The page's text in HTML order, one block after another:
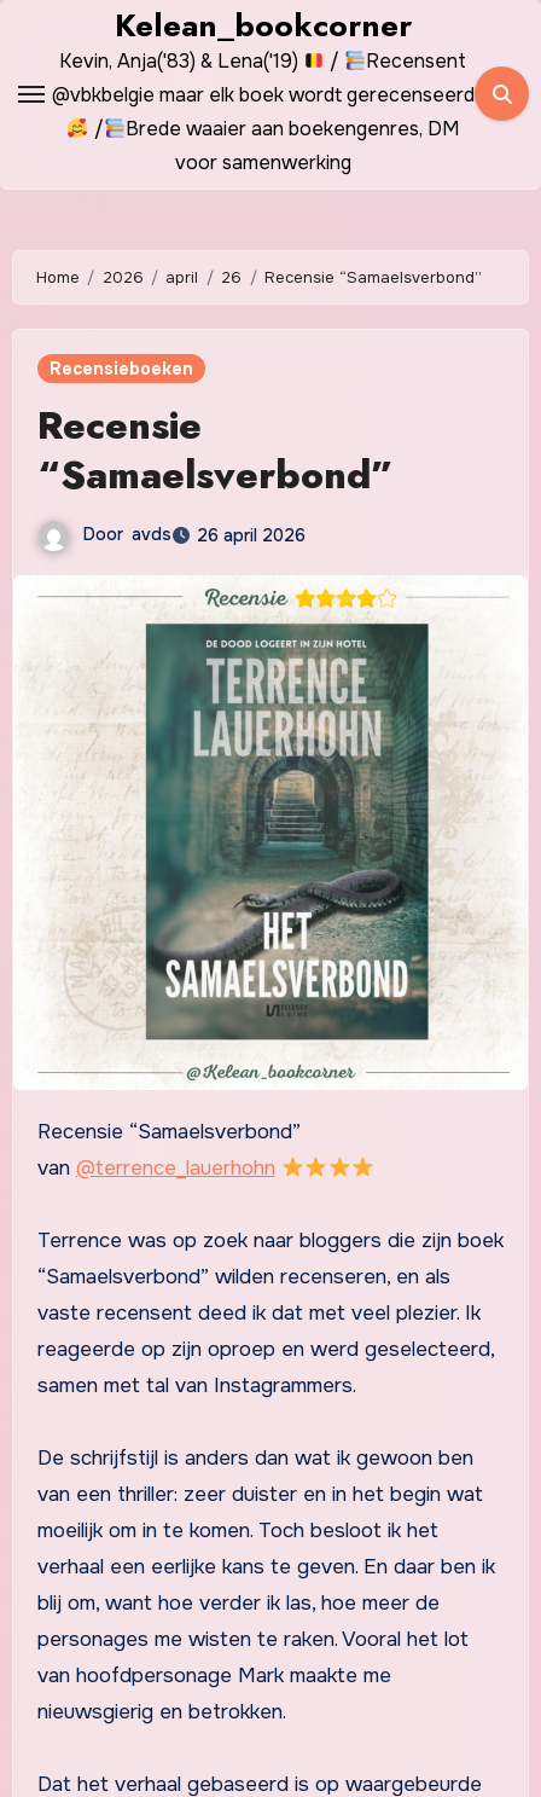
de
Kelean_bookcorner
Kevin, Anja('83) & Lena('19) /
Recensent
@vbkbelgie maar elk boek wordt gerecenseerd
/
Brede waaier aan boekengenres, DM
voor samenwerking
Home 2026 april 26 Recensie “Samaelsverbond”
Recensieboeken
Recensie
“Samaelsverbond”
Door avds 26 april 2026
Recensie “Samaelsverbond”
van @terrence_lauerhohn
Terrence was op zoek naar bloggers die zijn boek
“Samaelsverbond” wilden recenseren, en als
vaste recensent deed ik dat met veel plezier. Ik
reageerde op zijn oproep en werd geselecteerd,
samen met tal van Instagrammers.
De schrijfstijl is anders dan wat ik gewoon ben
van een thriller: zeer duister en in het begin wat
moeilijk om in te komen. Toch besloot ik het
verhaal een eerlijke kans te geven. En daar ben ik
blij om, want hoe verder ik las, hoe meer de
personages me wisten te raken. Vooral het lot
van hoofdpersonage Mark maakte me
nieuwsgierig en betrokken.
Dat het verhaal gebaseerd is op waargebeurde